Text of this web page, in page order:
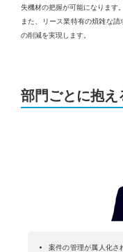
失機材の把握が可能になります。
また、リース業特有の煩雑な
の削減を実現します。
部門ごとに抱え
案件の管理が属⼈化さ